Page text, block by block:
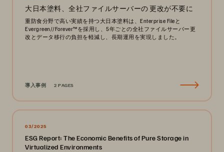
大日本塗料、全社ファイルサーバーの 更改が不要に
重防食分野で高い実績を持つ大日本塗料は、Enterprise Fileと
Evergreen//Forever™を採用し、5年ごとの全社ファイルサーバー更
改とデータ移行の負担を軽減し、長期運用を実現しました。
導入事例 2 PAGES
03/2025
ESG Report: The Economic Benefits of Pure Storage in
Virtualized Environments